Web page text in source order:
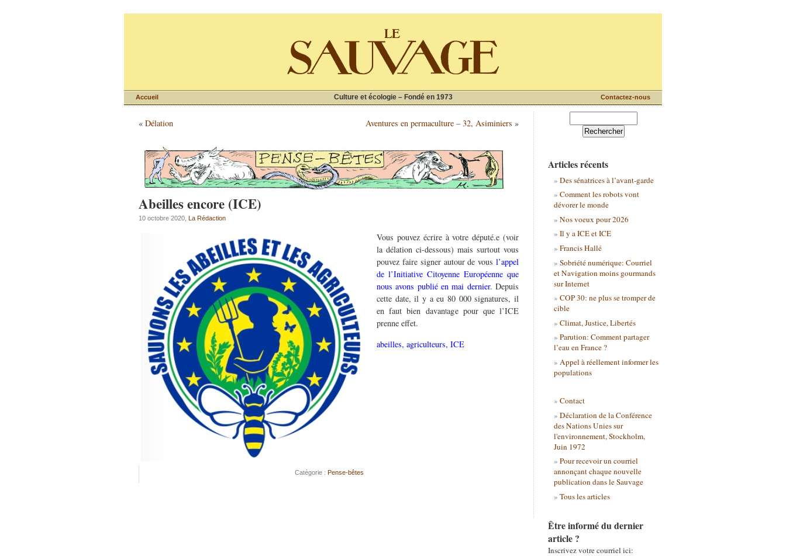
Culture et écologie – Fondé en 1973
Accueil Contactez-nous
« Délation Aventures en permaculture – 32, Asiminiers »
Abeilles encore (ICE)
10 octobre 2020, La Rédaction
Vous pouvez écrire à votre député.e (voir
la délation ci-dessous) mais surtout vous
pouvez faire signer autour de vous l’appel
de l’Initiative Citoyenne Européenne que
nous avons publié en mai dernier. Depuis
cette date, il y a eu 80 000 signatures, il
en faut bien davantage pour que l’ICE
prenne effet.
abeilles, agriculteurs, ICE
Catégorie : Pense-bêtes
Articles récents
Des sénatrices à l’avant-garde
Comment les robots vont
dévorer le monde
Nos voeux pour 2026
Il y a ICE et ICE
Francis Hallé
Sobriété numérique: Courriel
et Navigation moins gourmands
sur Internet
COP 30: ne plus se tromper de
cible
Climat, Justice, Libertés
Parution: Comment partager
l’eau en France ?
Appel à réellement informer les
populations
Contact
Déclaration de la Conférence
des Nations Unies sur
l'environnement, Stockholm,
Juin 1972
Pour recevoir un courriel
annonçant chaque nouvelle
publication dans le Sauvage
Tous les articles
Être informé du dernier
article ?
Inscrivez votre courriel ici: